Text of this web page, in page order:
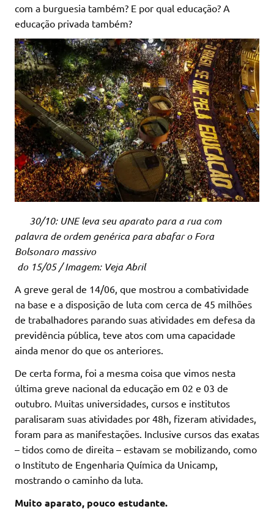
com a burguesia também? E por qual educação? A
educação privada também?
30/10: UNE leva seu aparato para a rua com
palavra de ordem genérica para abafar o Fora
Bolsonaro massivo
do 15/05 / Imagem: Veja Abril
A greve geral de 14/06, que mostrou a combatividade
na base e a disposição de luta com cerca de 45 milhões
de trabalhadores parando suas atividades em defesa da
previdência pública, teve atos com uma capacidade
ainda menor do que os anteriores.
De certa forma, foi a mesma coisa que vimos nesta
última greve nacional da educação em 02 e 03 de
outubro. Muitas universidades, cursos e institutos
paralisaram suas atividades por 48h, fizeram atividades,
foram para as manifestações. Inclusive cursos das exatas
– tidos como de direita – estavam se mobilizando, como
o Instituto de Engenharia Química da Unicamp,
mostrando o caminho da luta.
Muito aparato, pouco estudante.